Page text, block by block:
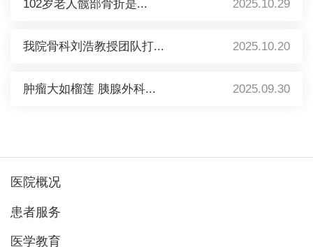
102岁老人髋部骨折是... 2025.10.29
我院骨科刘浩教授团队打... 2025.10.20
肿瘤大如榴莲 胰腺外科... 2025.09.30
医院概况
患者服务
医学教育